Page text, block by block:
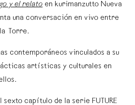
y el relato en kurimanzutto Nueva
una conversación en vivo entre
Torre.
contemporáneos vinculados a su
artísticas y culturales en
capítulo de la serie FUTURE